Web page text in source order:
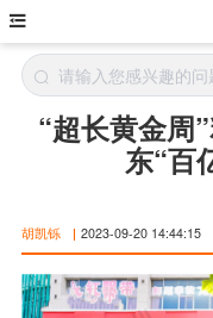
“超长黄金周
东“百
胡凯铄 | 2023-09-20 14:44:15